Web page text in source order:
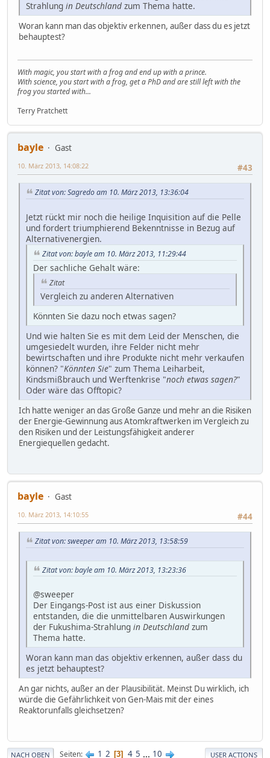
Strahlung in Deutschland zum Thema hatte.
Woran kann man das objektiv erkennen, außer dass du es jetzt
behauptest?
With magic, you start with a frog and end up with a prince.
With science, you start with a frog, get a PhD and are still left with the
frog you started with...
Terry Pratchett
bayle
Gast
#43
10. März 2013, 14:08:22
Zitat von: Sagredo am 10. März 2013, 13:36:04
Jetzt rückt mir noch die heilige Inquisition auf die Pelle
und fordert triumphierend Bekenntnisse in Bezug auf
Alternativenergien.
Zitat von: bayle am 10. März 2013, 11:29:44
Der sachliche Gehalt wäre:
Zitat
Vergleich zu anderen Alternativen
Könnten Sie dazu noch etwas sagen?
Und wie halten Sie es mit dem Leid der Menschen, die
umgesiedelt wurden, ihre Felder nicht mehr
bewirtschaften und ihre Produkte nicht mehr verkaufen
können? "Könnten Sie" zum Thema Leiharbeit,
Kindsmißbrauch und Werftenkrise "noch etwas sagen?"
Oder wäre das Offtopic?
Ich hatte weniger an das Große Ganze und mehr an die Risiken
der Energie-Gewinnung aus Atomkraftwerken im Vergleich zu
den Risiken und der Leistungsfähigkeit anderer
Energiequellen gedacht.
bayle
Gast
#44
10. März 2013, 14:10:55
Zitat von: sweeper am 10. März 2013, 13:58:59
Zitat von: bayle am 10. März 2013, 13:23:36
@sweeper
Der Eingangs-Post ist aus einer Diskussion
entstanden, die die unmittelbaren Auswirkungen
der Fukushima-Strahlung in Deutschland zum
Thema hatte.
Woran kann man das objektiv erkennen, außer dass du
es jetzt behauptest?
An gar nichts, außer an der Plausibilität. Meinst Du wirklich, ich
würde die Gefährlichkeit von Gen-Mais mit der eines
Reaktorunfalls gleichsetzen?
NACH OBEN Seiten 1 2 3 4 5 ... 10 USER ACTIONS